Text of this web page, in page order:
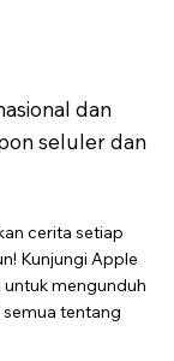
dan
seluler dan
cerita setiap
Kunjungi Apple
mengunduh
semua tentang